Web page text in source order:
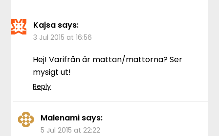
Kajsa says:
3 Jul 2015 at 16:56
Hej! Varifrån är mattan/mattorna? Ser
mysigt ut!
Reply
Malenami says:
5 Jul 2015 at 22:22